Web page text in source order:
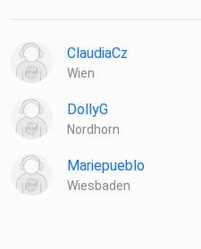
ClaudiaCz
Wien
DollyG
Nordhorn
Mariepueblo
Wiesbaden